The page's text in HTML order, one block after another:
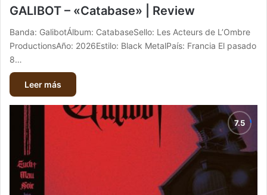
GALIBOT – «Catabase» | Review
Banda: GalibotÁlbum: CatabaseSello: Les Acteurs de L’Ombre
ProductionsAño: 2026Estilo: Black MetalPaís: Francia El pasado
8…
Leer más